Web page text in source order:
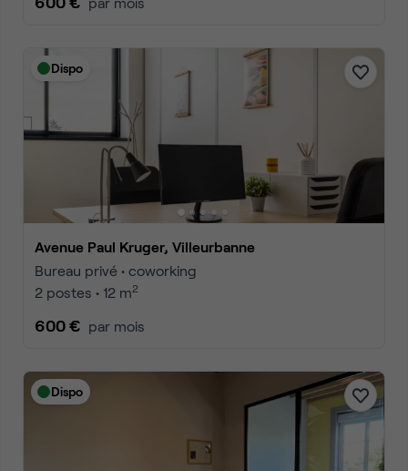
Dispo
Avenue Paul Kruger, Villeurbanne
Bureau privé • coworking
2 postes • 12 m2
600 € par mois
Dispo